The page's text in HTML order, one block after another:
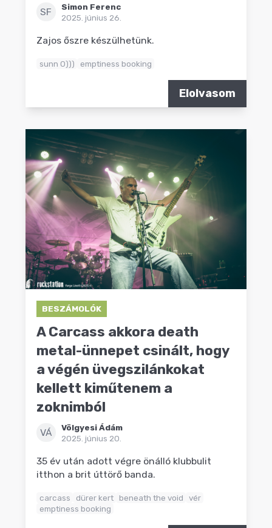
SF
Simon Ferenc
2025. június 26.
Zajos őszre készülhetünk.
sunn 0))) emptiness booking
Elolvasom
BESZÁMOLÓK
A Carcass akkora death
metal-ünnepet csinált, hogy
a végén üvegszilánkokat
kellett kiműtenem a
zoknimból
VÁ
Völgyesi Ádám
2025. június 20.
35 év után adott végre önálló klubbulit
itthon a brit úttörő banda.
carcass dürer kert beneath the void
vér
emptiness booking